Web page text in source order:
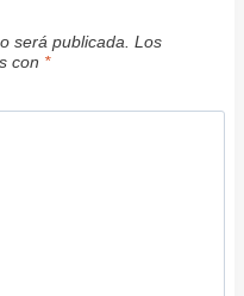
será publicada. Los
con *